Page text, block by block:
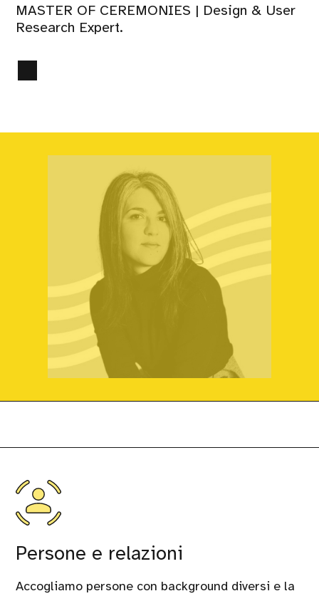
MASTER OF CEREMONIES | Design & User
Research Expert.
Persone e relazioni
Accogliamo persone con background diversi e la